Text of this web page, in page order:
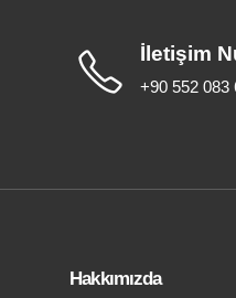
İletişim
+90 552 083
Hakkımızda